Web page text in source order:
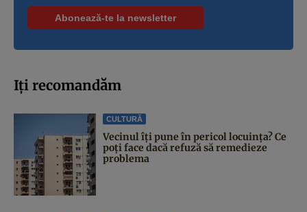
Iți recomandăm
CULTURĂ
Vecinul îți pune în pericol locuința? Ce
poți face dacă refuză să remedieze
problema